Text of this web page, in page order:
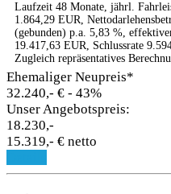
Laufzeit 48 Monate, jährl.
1.864,29 EUR,
(gebunden) p.a. 5,83 %,
19.417,63 EUR, Schlussrate
Zugleich repräsentatives
Ehemaliger Neupreis*
32.240,- € - 43%
Unser Angebotspreis:
18.230,-
15.319,- € netto